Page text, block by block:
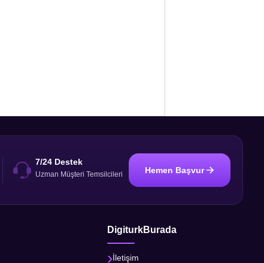
7/24 Destek
Uzman Müşteri Temsilcileri Hemen Başvur
DigiturkBurada
İletişim